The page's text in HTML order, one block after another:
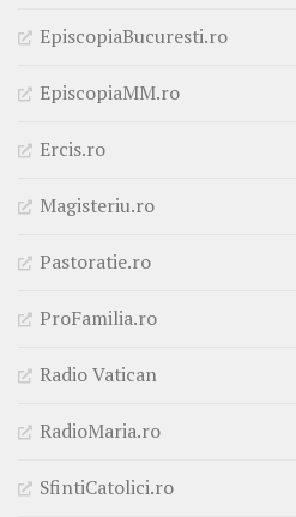
EpiscopiaBucuresti.ro
EpiscopiaMM.ro
Ercis.ro
Magisteriu.ro
Pastoratie.ro
ProFamilia.ro
Radio Vatican
RadioMaria.ro
SfintiCatolici.ro